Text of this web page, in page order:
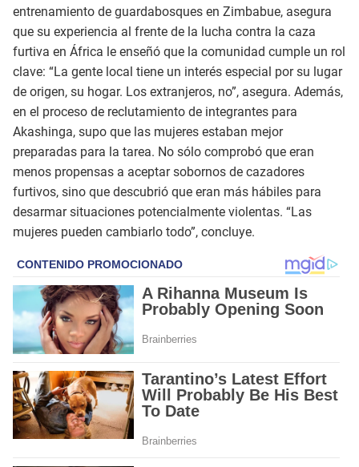
entrenamiento de guardabosques en Zimbabue, asegura
que su experiencia al frente de la lucha contra la caza
furtiva en África le enseñó que la comunidad cumple un rol
clave: “La gente local tiene un interés especial por su lugar
de origen, su hogar. Los extranjeros, no”, asegura. Además,
en el proceso de reclutamiento de integrantes para
Akashinga, supo que las mujeres estaban mejor
preparadas para la tarea. No sólo comprobó que eran
menos propensas a aceptar sobornos de cazadores
furtivos, sino que descubrió que eran más hábiles para
desarmar situaciones potencialmente violentas. “Las
mujeres pueden cambiarlo todo”, concluye.